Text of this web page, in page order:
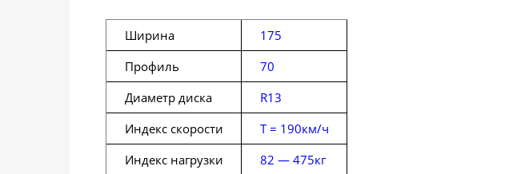
Ширина
175
Профиль
70
Диаметр диска
R13
Индекс скорости
T = 190км/ч
Индекс нагрузки
82 — 475кг